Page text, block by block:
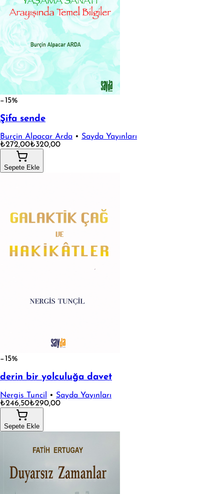
−15%
Şifa sende
Burçin Alpacar Arda • Sayda Yayınları
₺272,00₺320,00
Sepete Ekle
−15%
derin bir yolculuğa davet
Nergis Tuncil • Sayda Yayınları
₺246,50₺290,00
Sepete Ekle